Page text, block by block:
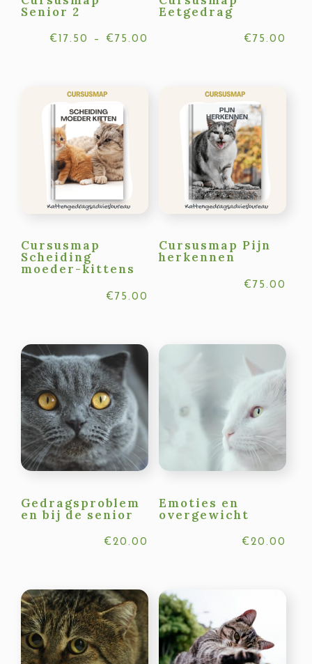
Senior 2
€ 17.50 – € 75.00
Eetgedrag
€ 75.00
Cursusmap
Scheiding
moeder-kittens
€ 75.00
Cursusmap Pijn
herkennen
€ 75.00
Gedragsproblem
en bij de senior
€ 20.00
Emoties en
overgewicht
€ 20.00